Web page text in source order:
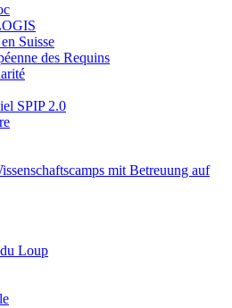
Suisse
des Requins
SPIP 2.0
mit Betreuung auf
Loup